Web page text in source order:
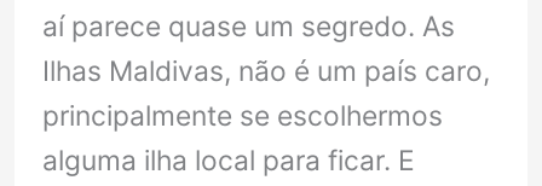
aí parece quase um segredo. As
Ilhas Maldivas, não é um país caro,
principalmente se escolhermos
alguma ilha local para ficar. E